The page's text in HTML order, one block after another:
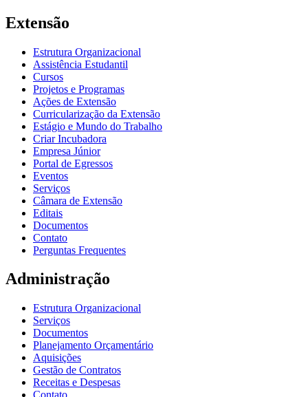
Extensão
Estrutura Organizacional
Assistência Estudantil
Cursos
Projetos e Programas
Ações de Extensão
Curricularização da Extensão
Estágio e Mundo do Trabalho
Criar Incubadora
Empresa Júnior
Portal de Egressos
Eventos
Serviços
Câmara de Extensão
Editais
Documentos
Contato
Perguntas Frequentes
Administração
Estrutura Organizacional
Serviços
Documentos
Planejamento Orçamentário
Aquisições
Gestão de Contratos
Receitas e Despesas